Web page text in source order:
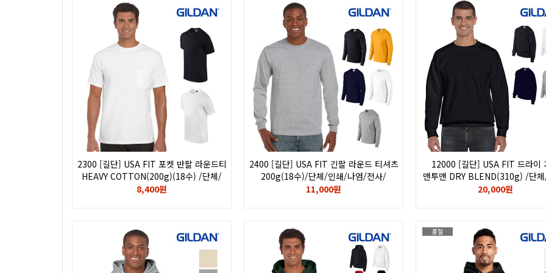
2300 [길단] USA FIT 포켓 반팔 라운드티
HEAVY COTTON(200g)(18수) /단체/
인쇄/나염/전사/후로피/칼라/자수/
8,400원
2400 [길단] USA FIT 긴팔 라운드 티셔츠
200g(18수)/단체/인쇄/나염/전사/
후로피/칼라/자수/로고/GILDAN
11,000원
12000 [길단] USA FIT 드라이
맨투맨 DRY BLEND(310g) /단
나염/전사/후로피/칼라/자
20,000원
품절